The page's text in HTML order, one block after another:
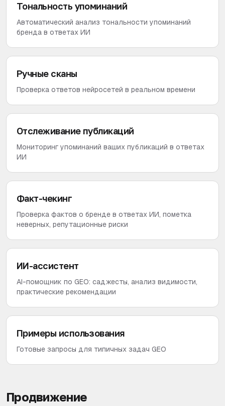
Тональность упоминаний
Автоматический анализ тональности упоминаний
бренда в ответах ИИ
Ручные сканы
Проверка ответов нейросетей в реальном времени
Отслеживание публикаций
Мониторинг упоминаний ваших публикаций в ответах
ИИ
Факт-чекинг
Проверка фактов о бренде в ответах ИИ, пометка
неверных, репутационные риски
ИИ-ассистент
AI-помощник по GEO: саджесты, анализ видимости,
практические рекомендации
Примеры использования
Готовые запросы для типичных задач GEO
Продвижение